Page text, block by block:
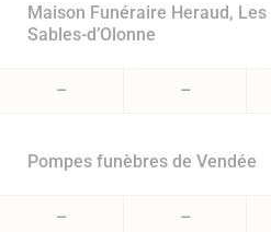
Maison Funéraire Heraud, Les
Sables-d’Olonne
– –
Pompes funèbres de Vendée
– –